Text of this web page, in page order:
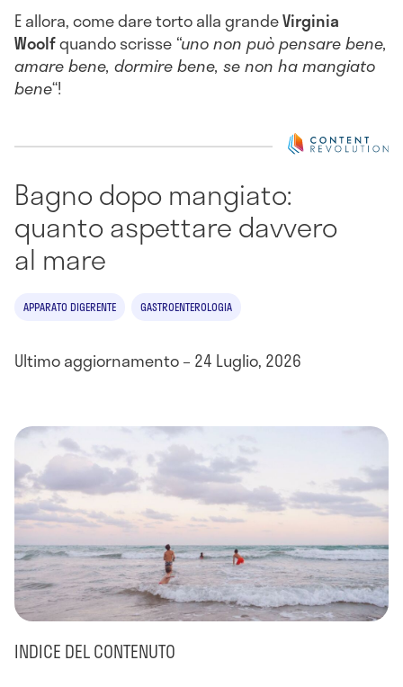
E allora, come dare torto alla grandeVirginia
Woolfquando scrisse “uno non può pensare bene,
amare bene, dormire bene, se non ha mangiato
bene“!
Bagno dopo mangiato:
quanto aspettare davvero
al mare
APPARATO DIGERENTE GASTROENTEROLOGIA
Ultimo aggiornamento – 24 Luglio, 2026
INDICE DEL CONTENUTO